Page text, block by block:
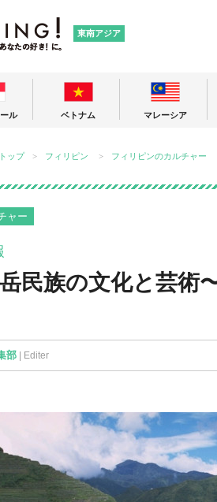
東南アジア
ル ベトナム マレーシア
ップ フィリピン フィリピンのカルチャー
ャー
民族の文化と芸術
部 | Editer